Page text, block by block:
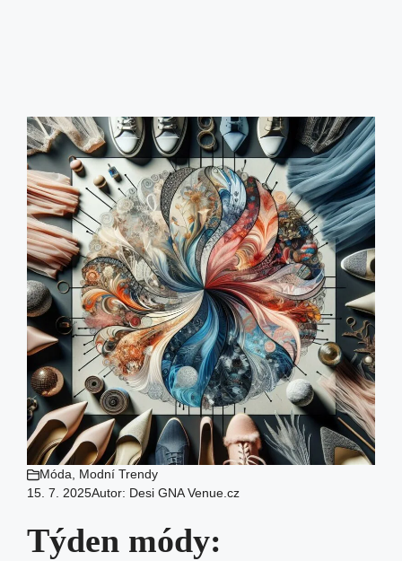
Móda
Modní Trendy
15. 7. 2025Autor: Desi GNA Venue.cz
Týden módy: